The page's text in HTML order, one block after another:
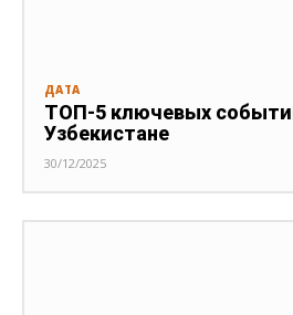
ДАТА
ТОП-5 ключевых
Узбекистане
30/12/2025